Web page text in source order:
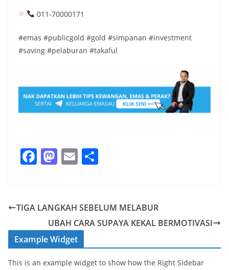
011-70000171
#emas #publicgold #gold #simpanan #investment
#saving #pelaburan #takaful
F
e
o
o
M
o
d
o
n
E
l e
TIGA LANGKAH SEBELUM MELABUR
UBAH CARA SUPAYA KEKAL BERMOTIVASI
Example Widget
This is an example widget to show how the Right Sidebar